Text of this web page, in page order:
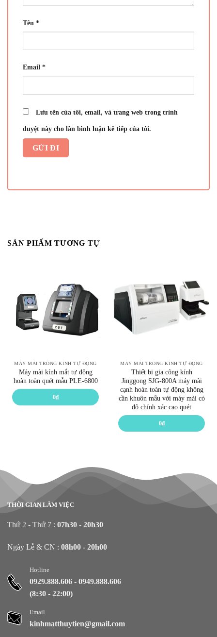
Tên *
Email *
Lưu tên của tôi, email, và trang web trong trình
duyệt này cho lần bình luận kế tiếp của tôi.
SẢN PHẨM TƯƠNG TỰ
MÁY MÀI TRÒNG KÍNH TỰ ĐỘNG
Máy mài kính mắt tự động
hoàn toàn quét mẫu PLE-6800
0₫
MÁY MÀI TRÒNG KÍNH TỰ ĐỘNG
Thiết bị gia công kính
Jinggong SJG-800A máy mài
cạnh hoàn toàn tự động không
cần khuôn mẫu với máy mài có
độ chính xác cao quét
0₫
THỜI GIAN LÀM VIỆC
Thứ 2 - Thứ 7 : 07h30 - 20h30
Ngày Lễ & CN : 08h00 - 20h00
Hotline
0929.888.606 - 0949.888.606
(8:30 - 22:00)
Email
kinhmatthuytien@gmail.com